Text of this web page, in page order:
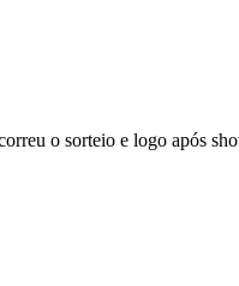
o sorteio e logo após